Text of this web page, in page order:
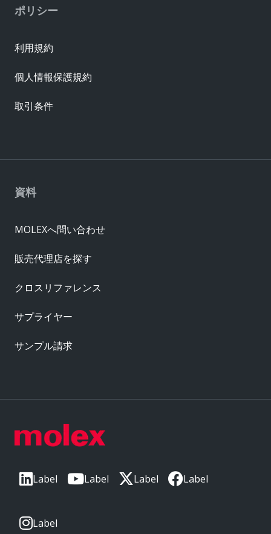
Label Label Label Label
Label
資料
MOLEXへ問い合わせ
販売代理店を探す
クロスリファレンス
サプライヤー
サンプル請求
ポリシー
利用規約
個人情報保護規約
取引条件